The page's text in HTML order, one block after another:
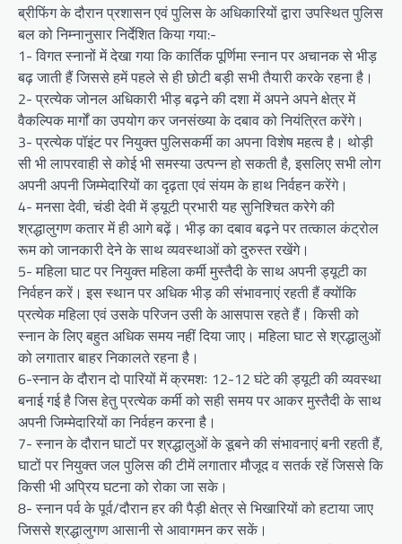
ब्रीफिंग के दौरान प्रशासन एवं पुलिस के अधिकारियों द्वारा उपस्थित पुलिस
बल को निम्नानुसार निर्देशित किया गया:-
1- विगत स्नानों में देखा गया कि कार्तिक पूर्णिमा स्नान पर अचानक से भीड़
बढ़ जाती हैं जिससे हमें पहले से ही छोटी बड़ी सभी तैयारी करके रहना है।
2- प्रत्येक जोनल अधिकारी भीड़ बढ़ने की दशा में अपने अपने क्षेत्र में
वैकल्पिक मार्गों का उपयोग कर जनसंख्या के दबाव को नियंत्रित करेंगे।
3- प्रत्येक पॉइंट पर नियुक्त पुलिसकर्मी का अपना विशेष महत्व है। थोड़ी
सी भी लापरवाही से कोई भी समस्या उत्पन्न हो सकती है, इसलिए सभी लोग
अपनी अपनी जिम्मेदारियों का दृढ़ता एवं संयम के हाथ निर्वहन करेंगे।
4- मनसा देवी, चंडी देवी में ड्यूटी प्रभारी यह सुनिश्चित करेगे की
श्रद्धालुगण कतार में ही आगे बढ़ें। भीड़ का दबाव बढ़ने पर तत्काल कंट्रोल
रूम को जानकारी देने के साथ व्यवस्थाओं को दुरुस्त रखेंगे।
5- महिला घाट पर नियुक्त महिला कर्मी मुस्तैदी के साथ अपनी ड्यूटी का
निर्वहन करें। इस स्थान पर अधिक भीड़ की संभावनाएं रहती हैं क्योंकि
प्रत्येक महिला एवं उसके परिजन उसी के आसपास रहते हैं। किसी को
स्नान के लिए बहुत अधिक समय नहीं दिया जाए। महिला घाट से श्रद्धालुओं
को लगातार बाहर निकालते रहना है।
6-स्नान के दौरान दो पारियों में क्रमशः 12-12 घंटे की ड्यूटी की व्यवस्था
बनाई गई है जिस हेतु प्रत्येक कर्मी को सही समय पर आकर मुस्तैदी के साथ
अपनी जिम्मेदारियों का निर्वहन करना है।
7- स्नान के दौरान घाटों पर श्रद्धालुओं के डूबने की संभावनाएं बनी रहती हैं,
घाटों पर नियुक्त जल पुलिस की टीमें लगातार मौजूद व सतर्क रहें जिससे कि
किसी भी अप्रिय घटना को रोका जा सके।
8- स्नान पर्व के पूर्व/दौरान हर की पैड़ी क्षेत्र से भिखारियों को हटाया जाए
जिससे श्रद्धालुगण आसानी से आवागमन कर सकें।